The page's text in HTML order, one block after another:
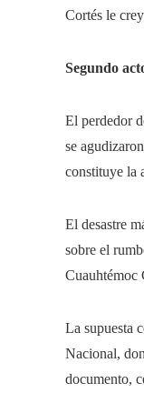
Cortés le
Segundo
El perdedor
se
constituye la
El desastre
sobre el
Cuauhtémoc
La supuesta
Nacional,
documento,